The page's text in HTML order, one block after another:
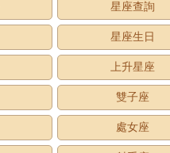
星座查詢
星座生日
上升星座
雙子座
處女座